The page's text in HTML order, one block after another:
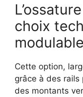
choix
modulable
Cette option,
grâce à des
des montants